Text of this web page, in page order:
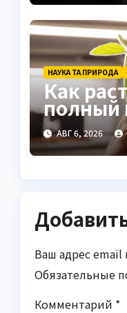
НАУКА ТА ПРИРОДА
Как
полный
семени
ореха
АВГ 6, 2026
Ваш адрес email
Обязательные
Комментарий *